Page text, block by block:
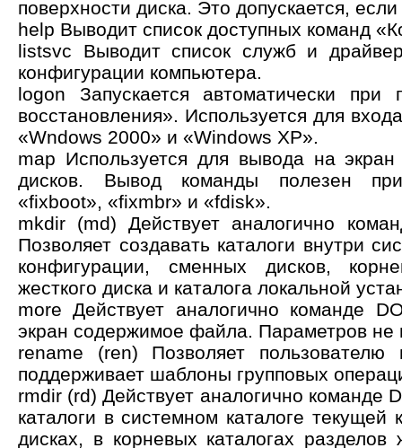
поверхности диска. Это допускается,
help Выводит список доступных команд
listsvc Выводит список служб и
конфигурации компьютера.
logon Запускается автоматически при
восстановления». Используется для
«Wndows 2000» и «Windows XP».
map Используется для вывода на
дисков. Вывод команды полезен
«fixboot», «fixmbr» и «fdisk».
mkdir (md) Действует аналогично
Позволяет создавать каталоги внутри
конфигурации, сменных дисков,
жесткого диска и каталога локальной
more Действует аналогично команде
экран содержимое файла. Параметров не
rename (ren) Позволяет
поддерживает шаблоны групповых
rmdir (rd) Действует аналогично команде
каталоги в системном каталоге
дисках, в корневых каталогах разделов